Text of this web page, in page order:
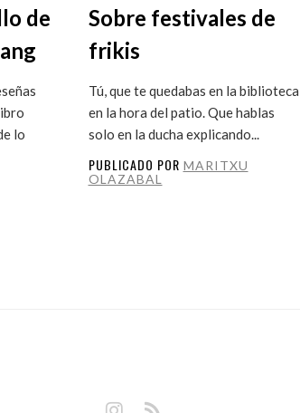
de
lo
Sobre festivales de
frikis
Tú, que te quedabas en la biblioteca
en la hora del patio. Que hablas
solo en la ducha explicando...
PUBLICADO POR MARITXU
OLAZABAL